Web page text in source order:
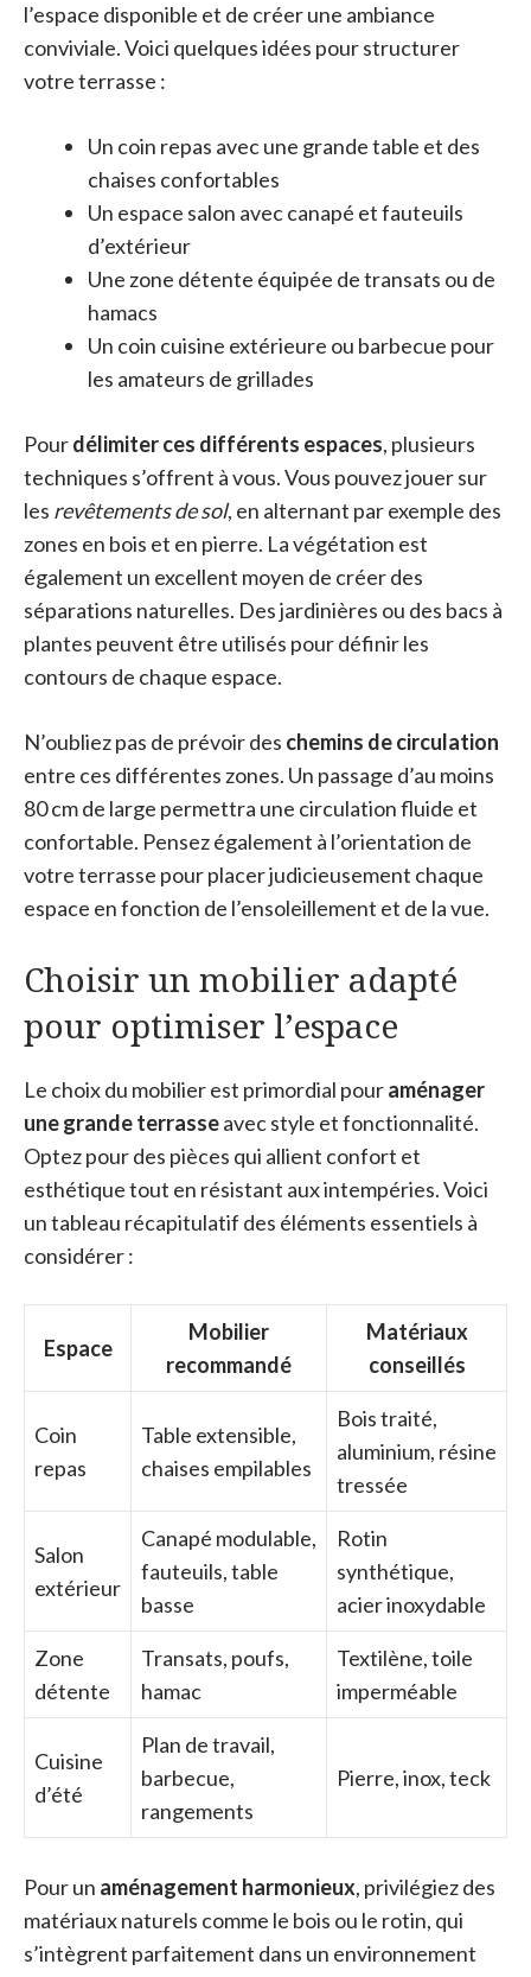
l’espace disponible et de créer une ambiance
conviviale. Voici quelques idées pour structurer
votre terrasse :
Un coin repas avec une grande table et des
chaises confortables
Un espace salon avec canapé et fauteuils
d’extérieur
Une zone détente équipée de transats ou de
hamacs
Un coin cuisine extérieure ou barbecue pour
les amateurs de grillades
Pourdélimiter ces différents espaces, plusieurs
techniques s’offrent à vous. Vous pouvez jouer sur
les revêtements de sol, en alternant par exemple des
zones en bois et en pierre. La végétation est
également un excellent moyen de créer des
séparations naturelles. Des jardinières ou des bacs à
plantes peuvent être utilisés pour définir les
contours de chaque espace.
N’oubliez pas de prévoir des chemins de circulation
entre ces différentes zones. Un passage d’au moins
80 cm de large permettra une circulation fluide et
confortable. Pensez également à l’orientation de
votre terrasse pour placer judicieusement chaque
espace en fonction de l’ensoleillement et de la vue.
Choisir un mobilier adapté
pour optimiser l’espace
Le choix du mobilier est primordial pouraménager
une grande terrasseavec style et fonctionnalité.
Optez pour des pièces qui allient confort et
esthétique tout en résistant aux intempéries. Voici
un tableau récapitulatif des éléments essentiels à
considérer :
Espace
Mobilier
recommandé
Matériaux
conseillés
Coin
repas
Table extensible,
chaises empilables
Bois traité,
aluminium, résine
tressée
Salon
extérieur
Canapé modulable,
fauteuils, table
basse
Rotin
synthétique,
acier inoxydable
Zone
détente
Transats, poufs,
hamac
Textilène, toile
imperméable
Cuisine
d’été
Plan de travail,
barbecue,
rangements
Pierre, inox, teck
Pour un aménagement harmonieux, privilégiez des
matériaux naturels comme le bois ou le rotin, qui
s’intègrent parfaitement dans un environnement